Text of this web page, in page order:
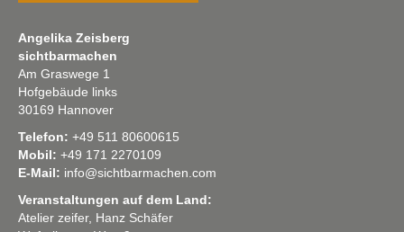
Angelika Zeisberg
sichtbarmachen
Am Graswege 1
Hofgebäude links
30169 Hannover
Telefon: +49 511 80600615
Mobil: +49 171 2270109
E-Mail: info@sichtbarmachen.com
Veranstaltungen auf dem Land:
Atelier zeifer, Hanz Schäfer